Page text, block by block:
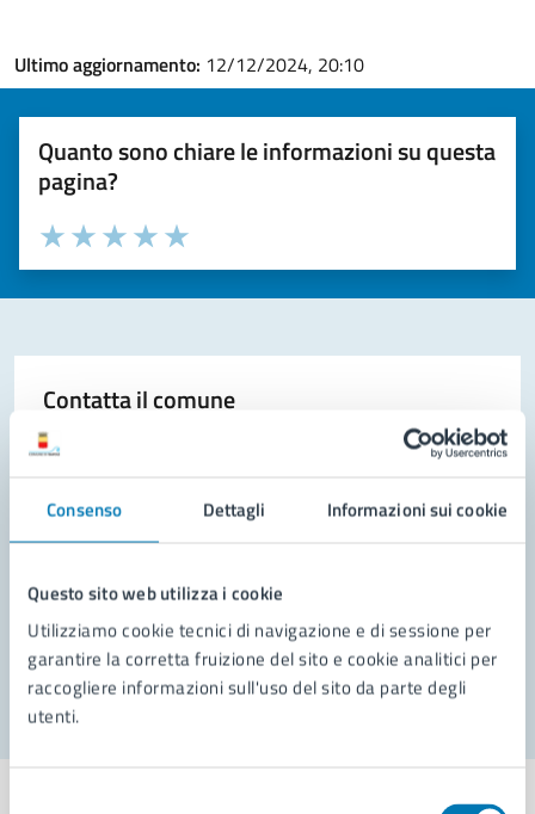
Consenso Dettagli Informazioni sui cookie
Questo sito web utilizza i cookie
Utilizziamo cookie tecnici di navigazione e di sessione per
garantire la corretta fruizione del sito e cookie analitici per
raccogliere informazioni sull'uso del sito da parte degli
utenti.
Ultimo aggiornamento: 12/12/2024, 20:10
Quanto sono chiare le informazioni su questa
pagina?
Valuta la chiarezza delle informazioni (da 1 a 5 stelle)
Seleziona il numero di stelle per valutare la chiarezza delle
Valuta 5 stelle su 5
Valuta 4 stelle su 5
Valuta 3 stelle su 5
Valuta 2 stelle su 5
Valuta 1 stelle su 5
Contatta il comune
Richiedi assistenza
Prenota appuntamento
Problemi in città
Segnala disservizio